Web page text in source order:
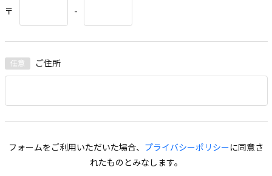
〒 -
ご住所
フォームをご利用いただいた場合、 プライバシーポリシーに同意さ
れたものとみなします。